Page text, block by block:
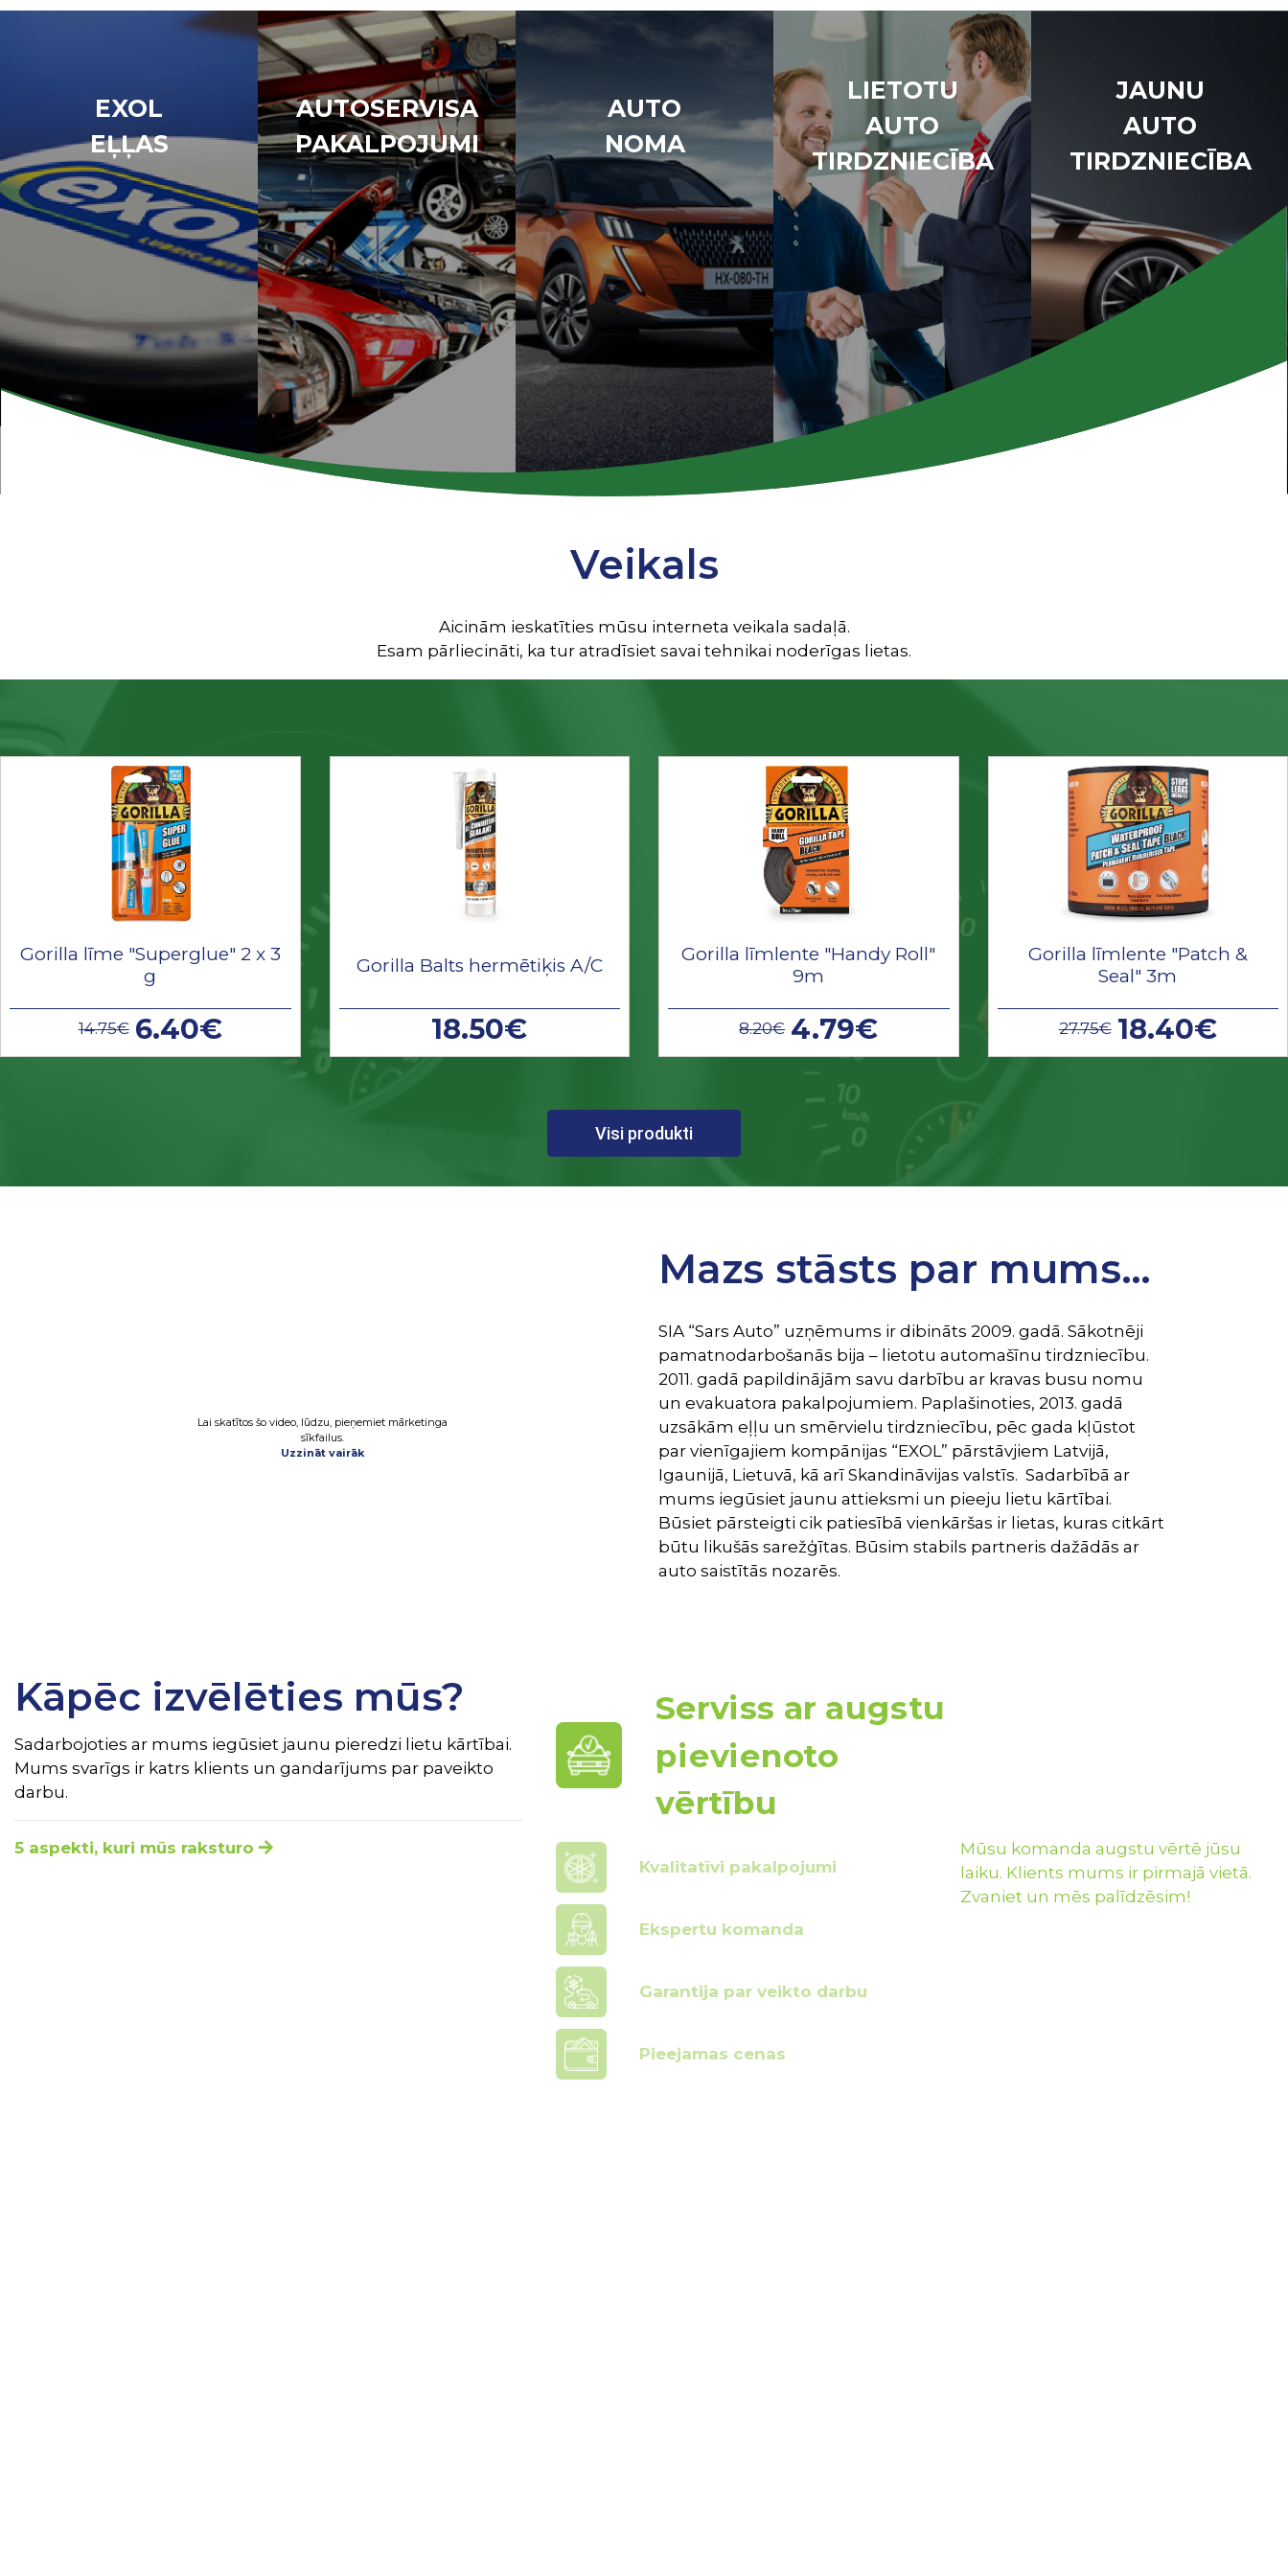
EXOL
EĻĻAS
AUTOSERVISA
PAKALPOJUMI
AUTO
NOMA
LIETOTU
AUTO
TIRDZNIECĪBA
JAUNU
AUTO
TIRDZNIECĪBA
Veikals
Aicinām ieskatīties mūsu interneta veikala sadaļā.
Esam pārliecināti, ka tur atradīsiet savai tehnikai noderīgas lietas.
Gorilla līme "Superglue" 2 x 3
g
14.75€ 6.40€
Gorilla Balts hermētiķis A/C
18.50€
Gorilla līmlente "Handy Roll"
9m
8.20€ 4.79€
Gorilla līmlente "Patch &
Seal" 3m
27.75€ 18.40€
Visi produkti
Lai skatītos šo video, lūdzu, pieņemiet mārketinga
sīkfailus.
Uzzināt vairāk
Mazs stāsts par mums…
SIA “Sars Auto” uzņēmums ir dibināts 2009. gadā. Sākotnēji
pamatnodarbošanās bija – lietotu automašīnu tirdzniecību.
2011. gadā papildinājām savu darbību ar kravas busu nomu
un evakuatora pakalpojumiem. Paplašinoties, 2013. gadā
uzsākām eļļu un smērvielu tirdzniecību, pēc gada kļūstot
par vienīgajiem kompānijas “EXOL” pārstāvjiem Latvijā,
Igaunijā, Lietuvā, kā arī Skandināvijas valstīs. Sadarbībā ar
mums iegūsiet jaunu attieksmi un pieeju lietu kārtībai.
Būsiet pārsteigti cik patiesībā vienkāršas ir lietas, kuras citkārt
būtu likušās sarežģītas. Būsim stabils partneris dažādās ar
auto saistītās nozarēs.
Kāpēc izvēlēties mūs?
Sadarbojoties ar mums iegūsiet jaunu pieredzi lietu kārtībai.
Mums svarīgs ir katrs klients un gandarījums par paveikto
darbu.
5 aspekti, kuri mūs raksturo
Serviss ar augstu
pievienoto
vērtību
Kvalitatīvi pakalpojumi
Ekspertu komanda
Garantija par veikto darbu
Pieejamas cenas
Mūsu komanda augstu vērtē jūsu
laiku. Klients mums ir pirmajā vietā.
Zvaniet un mēs palīdzēsim!